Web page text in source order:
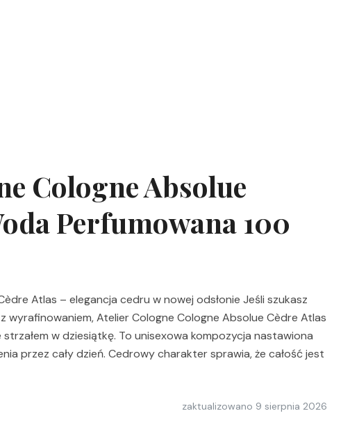
Cologne Absolue
Perfumowana 100
Atlas – elegancja cedru w nowej odsłonie Jeśli szukasz
wyrafinowaniem, Atelier Cologne Cologne Absolue Cèdre Atlas
w dziesiątkę. To unisexowa kompozycja nastawiona
przez cały dzień. Cedrowy charakter sprawia, że całość jest
zaktualizowano 9 sierpnia 2026